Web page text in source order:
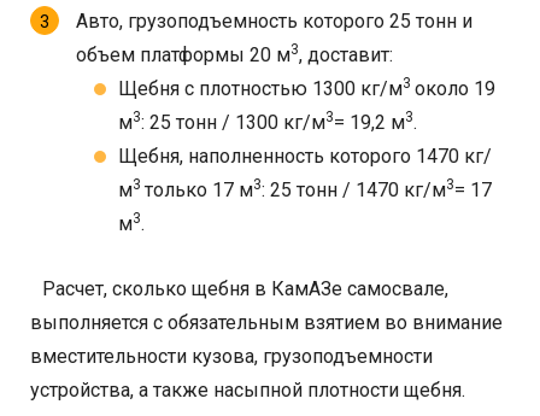
Авто, грузоподъемность которого 25 тонн и
объем платформы 20 м3, доставит:
Щебня с плотностью 1300 кг/м3 около 19
м3: 25 тонн / 1300 кг/м3= 19,2 м3.
Щебня, наполненность которого 1470 кг/
м3 только 17 м3: 25 тонн / 1470 кг/м3= 17
м3.
Расчет, сколько щебня в КамАЗе самосвале,
выполняется с обязательным взятием во внимание
вместительности кузова, грузоподъемности
устройства, а также насыпной плотности щебня.